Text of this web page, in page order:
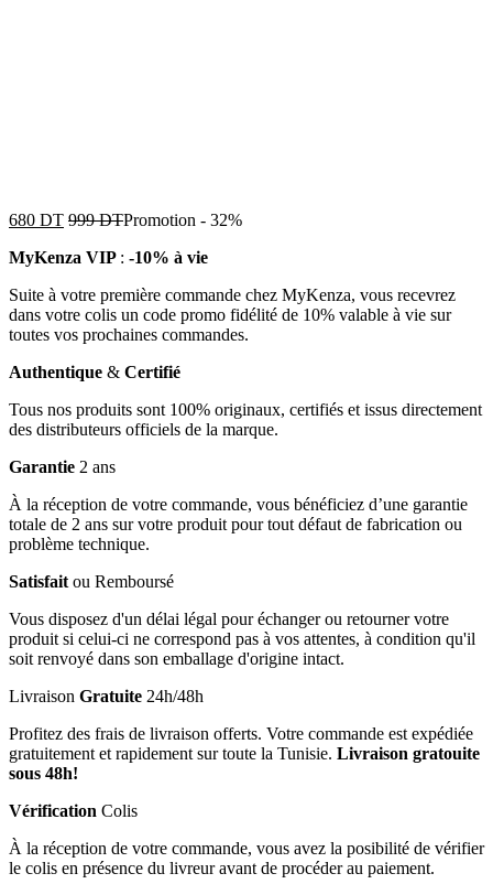
680 DT 999DTPromotion - 32%
MyKenza VIP : -10% à vie
Suite à votre première commande chez MyKenza, vous recevrez
dans votre colis un code promo fidélité de 10% valable à vie sur
toutes vos prochaines commandes.
Authentique & Certifié
Tous nos produits sont 100% originaux, certifiés et issus directement
des distributeurs officiels de la marque.
Garantie 2 ans
À la réception de votre commande, vous bénéficiez d’une garantie
totale de 2 ans sur votre produit pour tout défaut de fabrication ou
problème technique.
Satisfait ou Remboursé
Vous disposez d'un délai légal pour échanger ou retourner votre
produit si celui-ci ne correspond pas à vos attentes, à condition qu'il
soit renvoyé dans son emballage d'origine intact.
Livraison Gratuite 24h/48h
Profitez des frais de livraison offerts. Votre commande est expédiée
gratuitement et rapidement sur toute la Tunisie. Livraison gratouite
sous 48h!
Vérification Colis
À la réception de votre commande, vous avez la posibilité de vérifier
le colis en présence du livreur avant de procéder au paiement.